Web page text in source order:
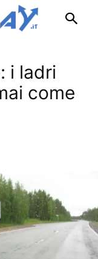
i ladri
come